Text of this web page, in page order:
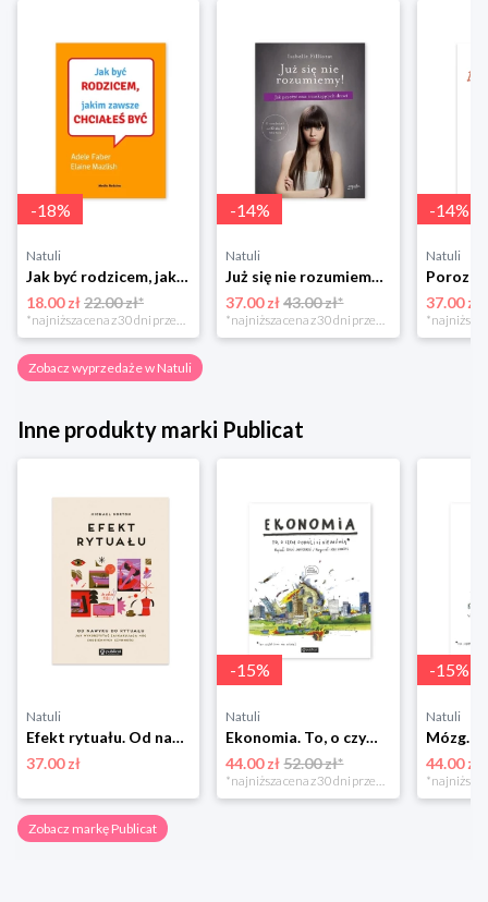
-18%
Natuli
Jak być rodzicem, jakim zawsze chciałeś być Media rodzina
18.00 zł22.00 zł*
*najniższa cena z 30 dni przed obniżką
-14%
Natuli
Już się nie rozumiemy! Jak przeżyć czas trzaskających drzwi Esprit
37.00 zł 43.00 zł*
*najniższa cena z 30 dni przed obniżką
-14%
Natuli
37.00 zł
Zobacz wyprzedaże w Natuli
Inne produkty marki Publicat
Natuli
Efekt rytuału. Od nawyku do rytuału. Jak wykorzystać zaskakującą moc codziennych czynności Publicat
37.00 zł
-15%
Natuli
Ekonomia. To, o czym dorośli Ci nie mówią Publicat
44.00 zł 52.00 zł*
-15%
Natuli
44.00 zł
Zobacz markę Publicat